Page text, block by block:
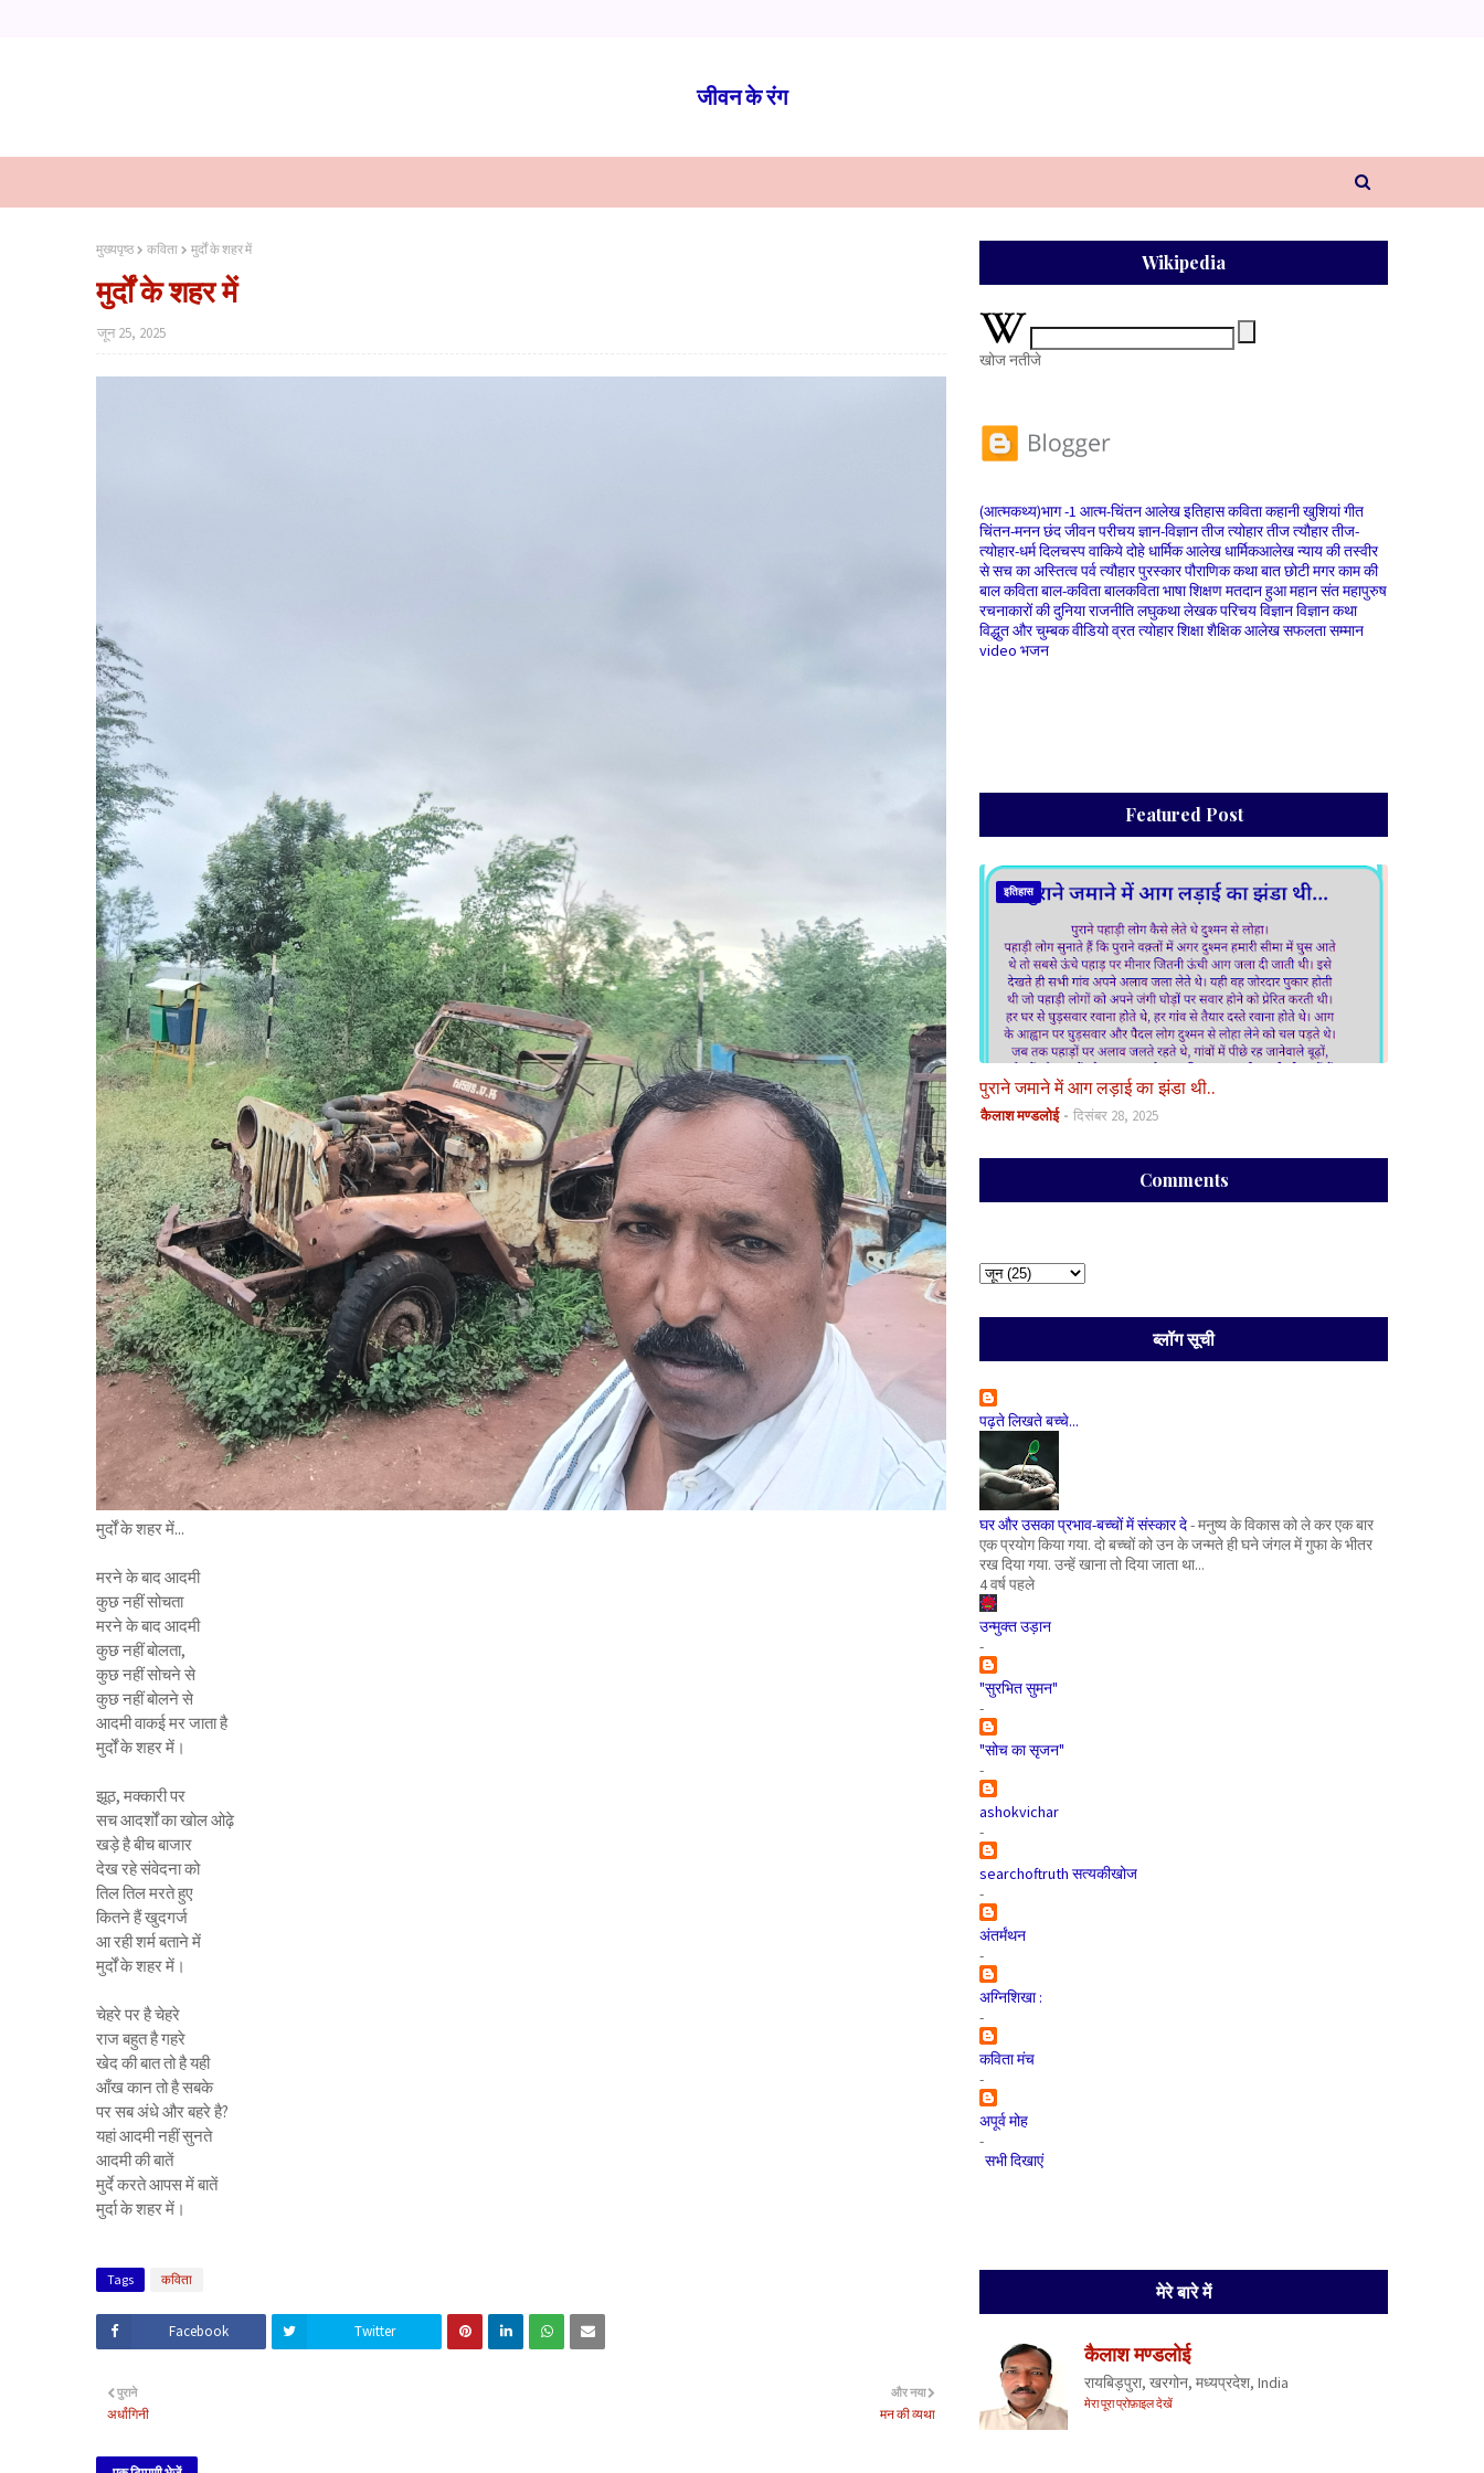
जीवन के रंग
मुख्यपृष्ठ कविता मुर्दों के शहर में
मुर्दों के शहर में
जून 25, 2025
मुर्दों के शहर में...
मरने के बाद आदमी
कुछ नहीं सोचता
मरने के बाद आदमी
कुछ नहीं बोलता,
कुछ नहीं सोचने से
कुछ नहीं बोलने से
आदमी वाकई मर जाता है
मुर्दों के शहर में।
झूठ, मक्कारी पर
सच आदर्शों का खोल ओढ़े
खड़े है बीच बाजार
देख रहे संवेदना को
तिल तिल मरते हुए
कितने हैं खुदगर्ज
आ रही शर्म बताने में
मुर्दों के शहर में।
चेहरे पर है चेहरे
राज बहुत है गहरे
खेद की बात तो है यही
आँख कान तो है सबके
पर सब अंधे और बहरे है?
यहां आदमी नहीं सुनते
आदमी की बातें
मुर्दे करते आपस में बातें
मुर्दा के शहर में।
Tags कविता
Facebook Twitter
और नया
मन की व्यथा
पुराने
अर्धांगिनी
Wikipedia
खोज नतीजे
(आत्मकथ्य)भाग -1 आत्म-चिंतनआलेखइतिहासकविताकहानीखुशियांगीत
चिंतन-मननछंदजीवन परीचयज्ञान-विज्ञानतीज त्योहारतीज त्यौहारतीज-
त्योहार-धर्मदिलचस्प वाकियेदोहेधार्मिक आलेखधार्मिकआलेखन्याय की तस्वीर
से सच का अस्तित्वपर्व त्यौहारपुरस्कारपौराणिक कथाबात छोटी मगर काम की
बाल कविताबाल-कविताबालकविताभाषा शिक्षणमतदान हुआमहान संतमहापुरुष
रचनाकारों की दुनियाराजनीतिलघुकथालेखक परिचयविज्ञानविज्ञान कथा
विद्धुत और चुम्बकवीडियोव्रत त्योहारशिक्षाशैक्षिक आलेखसफलतासम्मान
video भजन
Featured Post
इतिहास
पुराने जमाने में आग लड़ाई का झंडा थी..
कैलाश मण्डलोई दिसंबर 28, 2025
Comments
ब्लॉग सूची
पढ़ते लिखते बच्चे...
घर और उसका प्रभाव-बच्चों में संस्कार दे-मनुष्य के विकास को ले कर एक बार
एक प्रयोग किया गया. दो बच्चों को उन के जन्मते ही घने जंगल में गुफा के भीतर
रख दिया गया. उन्हें खाना तो दिया जाता था...
4 वर्ष पहले
उन्मुक्त उड़ान
-
"सुरभित सुमन"
-
"सोच का सृजन"
-
ashokvichar
-
searchoftruth सत्यकीखोज
-
अंतर्मंथन
-
अग्निशिखा :
-
कविता मंच
-
अपूर्व मोह
-
सभी दिखाएं
मेरे बारे में
कैलाश मण्डलोई
रायबिड़पुरा, खरगोन, मध्यप्रदेश, India
मेरा पूरा प्रोफ़ाइल देखें